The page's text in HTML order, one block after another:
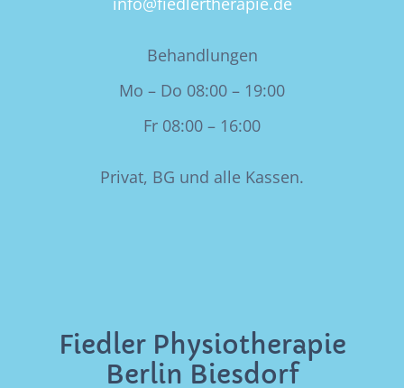
Behandlungen
Mo – Do 08:00 – 19:00
Fr 08:00 – 16:00
Privat, BG und alle Kassen.
Fiedler Physiotherapie
Berlin Biesdorf